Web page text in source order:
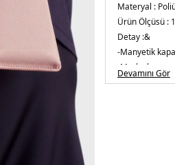
Materyal :
Ürün Ölçüsü :
Detay :&
-Manyetik
-Marka logosu
-Maksimum
Devamını Gör